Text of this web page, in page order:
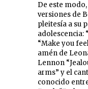
De este
versiones de
pleitesía a su
adolescencia:
“Make you
amén de
Lennon
arms” y el
conocido